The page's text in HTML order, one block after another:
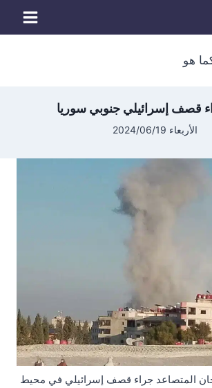
قصف إسرائيلي جنوبي سوريا
الأربعاء 2024/06/19
المتصاعد جراء قصف إسرائيلي في محيط